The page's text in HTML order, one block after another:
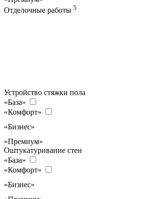
Отделочные работы 5
Устройство стяжки пола
«База»
«Комфорт»
«Бизнес»
«Премиум»
Оштукатуривание стен
«База»
«Комфорт»
«Бизнес»